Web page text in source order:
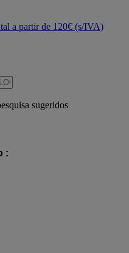
a partir de 120€ (s/IVA)
sugeridos
: